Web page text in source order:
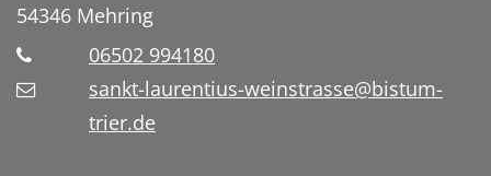
54346 Mehring
06502 994180
sankt-laurentius-weinstrasse@bistum-
trier.de